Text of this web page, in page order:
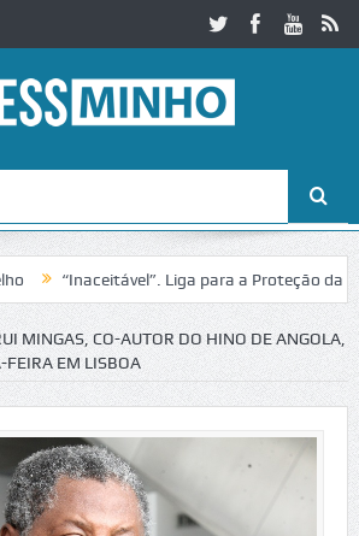
“Inaceitável”. Liga para a Proteção da
Igreja do Castelo de Cerveira
MINGAS, CO-AUTOR DO HINO DE ANGOLA,
FEIRA EM LISBOA